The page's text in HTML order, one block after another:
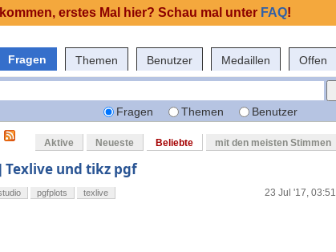
Fragen Themen Benutzer Medaillen Offen
Fragen Themen Benutzer
Aktive Neueste Beliebte mit den meisten Stimmen
Texlive und tikz pgf
23 Jul '17, 03:51
pgfplots texlive
erstes Mal hier? Schau mal unter FAQ!